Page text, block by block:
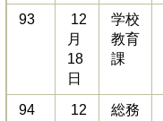
93
12
月
18
日
学校
教育
課
94
12
総務